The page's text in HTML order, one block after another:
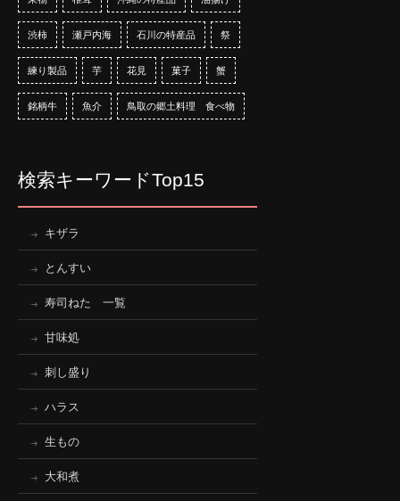
渋柿 瀬戸内海 石川の特産品 祭
練り製品 芋 花見 菓子 蟹
銘柄牛 魚介 鳥取の郷土料理 食べ物
検索キーワードTop15
キザラ
とんすい
寿司ねた 一覧
甘味処
刺し盛り
ハラス
生もの
大和煮